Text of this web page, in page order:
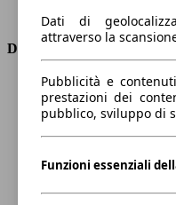
Dimensioni
Lunghezza
Altezza
Larghezza
Peso massimo
Dati di
attraverso la
Pubblicità e
prestazioni dei
pubblico, sviluppo di
Funzioni essenziali